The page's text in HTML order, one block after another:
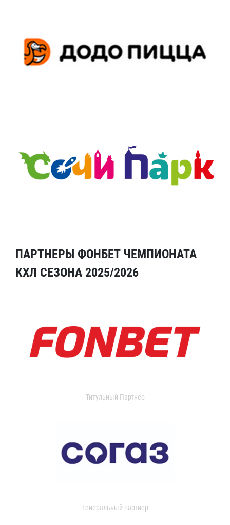
ПАРТНЕРЫ ФОНБЕТ ЧЕМПИОНАТА
КХЛ СЕЗОНА 2025/2026
Титульный Партнер
Генеральный партнер